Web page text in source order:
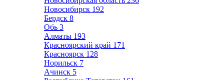
Новосибирск 192
Бердск 8
Обь 3
Алматы 193
Красноярский край 171
Красноярск 128
Норильск 7
Ачинск 5